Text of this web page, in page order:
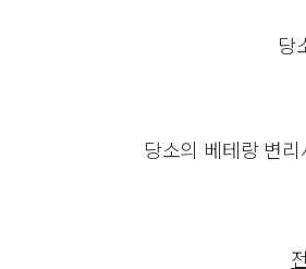
당
당소의 베테랑 변